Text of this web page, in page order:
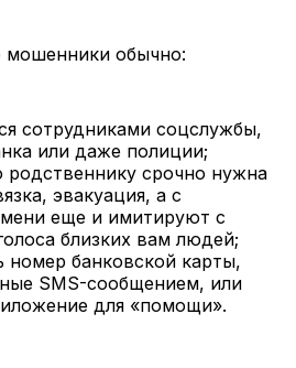
мошенники обычно:
сотрудниками соцслужбы,
или даже полиции;
срочно нужна
эвакуация, а с
еще и имитируют с
близких вам людей;
номер банковской карты,
SMS-сообщением, или
для «помощи».